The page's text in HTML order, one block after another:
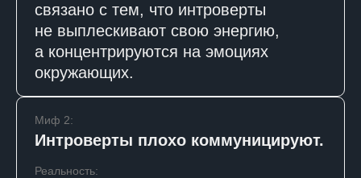
связано с тем, что интроверты
не выплескивают свою энергию,
а концентрируются на эмоциях
окружающих.
Миф 2:
Интроверты плохо коммуницируют.
Реальность: